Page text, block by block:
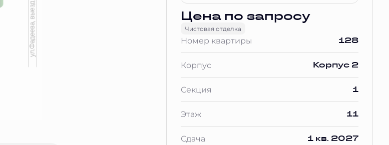
Цена по запросу
Чистовая отделка
Номер квартиры 128
Корпус Корпус 2
Секция 1
Этаж 11
Сдача 1 кв. 2027